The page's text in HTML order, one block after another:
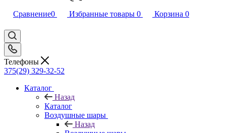
Сравнение0 Избранные товары 0 Корзина 0
Телефоны
375(29) 329-32-52
Каталог
Назад
Каталог
Воздушные шары
Назад